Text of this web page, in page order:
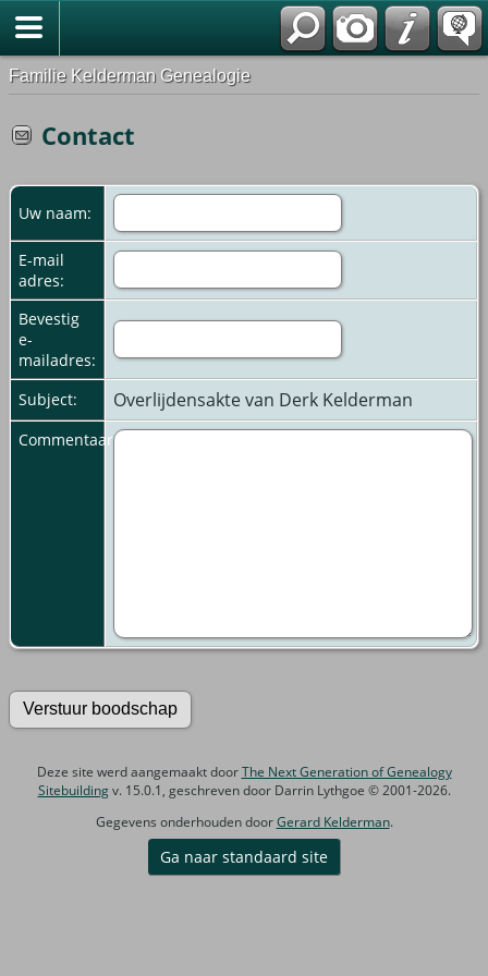
Familie Kelderman Genealogie
Contact
Uw naam:
E-mail
adres:
Bevestig
e-
mailadres:
Subject:
Overlijdensakte van Derk Kelderman
Commentaar:
Deze site werd aangemaakt doorThe Next Generation of Genealogy
Sitebuildingv. 15.0.1, geschreven door Darrin Lythgoe © 2001-2026.
Gegevens onderhouden doorGerard Kelderman.
Ga naar standaard site